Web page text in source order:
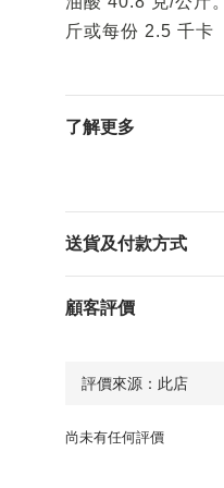
斤或每份 2.5 千卡
了解更多
送貨及付款方式
顧客評價
尚未有任何評價